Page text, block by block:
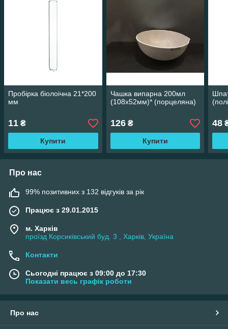
Пробірка біолоічна 21*200
мм
11 ₴
Купити
Чашка випарна 200мл
(108х52мм)* (порцеляна)
126₴
Купити
48
Про нас
99% позитивних з 132 відгуків за рік
Працює з 29.01.2015
м. Харків
проїзд Корсиківський буд. 3 , Харків, Україна
Контакти
Сьогодні працює з 09:00 до 17:30
Показати весь графік роботи
Про нас